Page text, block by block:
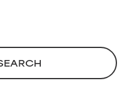
da studi
attivo
maggior
o dei
da studi
attivo
maggior
o dei